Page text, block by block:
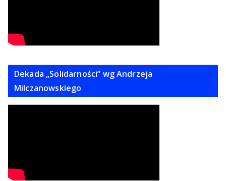
Dekada „Solidarności” wg Andrzeja
Milczanowskiego